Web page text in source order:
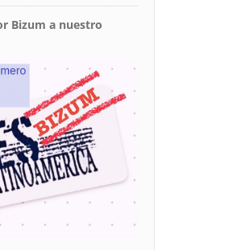
Bizum a nuestro